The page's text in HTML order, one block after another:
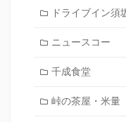
ドライブイン須
ニュースコー
千成食堂
峠の茶屋・米量